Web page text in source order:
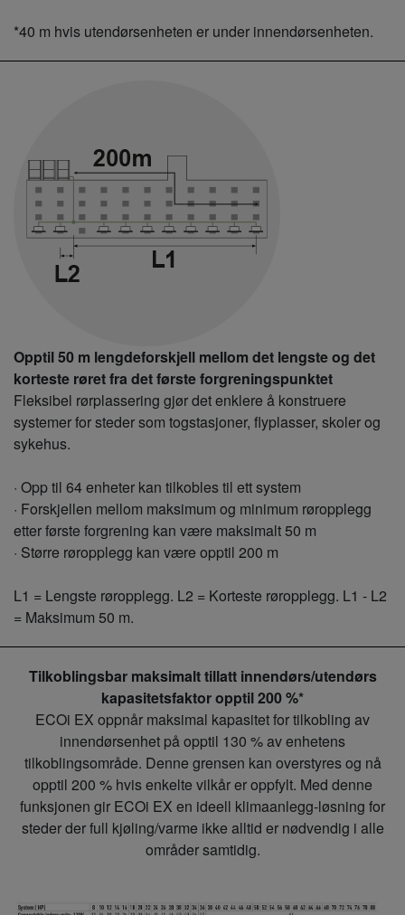
*40 m hvis utendørsenheten er under innendørsenheten.
Opptil 50 m lengdeforskjell mellom det lengste og det
korteste røret fra det første forgreningspunktet
Fleksibel rørplassering gjør det enklere å konstruere
systemer for steder som togstasjoner, flyplasser, skoler og
sykehus.
· Opp til 64 enheter kan tilkobles til ett system
· Forskjellen mellom maksimum og minimum røropplegg
etter første forgrening kan være maksimalt 50 m
· Større røropplegg kan være opptil 200 m
L1 = Lengste røropplegg. L2 = Korteste røropplegg. L1 - L2
= Maksimum 50 m.
Tilkoblingsbar maksimalt tillatt innendørs/utendørs
kapasitetsfaktor opptil 200 %*
ECOi EX oppnår maksimal kapasitet for tilkobling av
innendørsenhet på opptil 130 % av enhetens
tilkoblingsområde. Denne grensen kan overstyres og nå
opptil 200 % hvis enkelte vilkår er oppfylt. Med denne
funksjonen gir ECOi EX en ideell klimaanlegg-løsning for
steder der full kjøling/varme ikke alltid er nødvendig i alle
områder samtidig.